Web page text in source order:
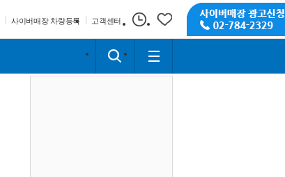
사이버매장 차량등록 고객센터